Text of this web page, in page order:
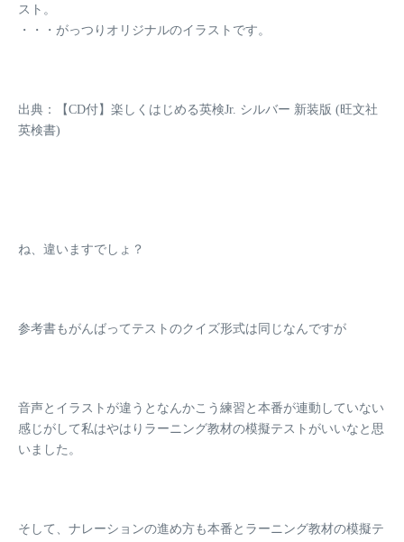
スト。
・・・がっつりオリジナルのイラストです。
出典：【CD付】楽しくはじめる英検Jr. シルバー 新装版 (旺文社
英検書)
ね、違いますでしょ？
参考書もがんばってテストのクイズ形式は同じなんですが
音声とイラストが違うとなんかこう練習と本番が連動していない
感じがして私はやはりラーニング教材の模擬テストがいいなと思
いました。
そして、 ナレーションの進め方も本番とラーニング教材の模擬テ